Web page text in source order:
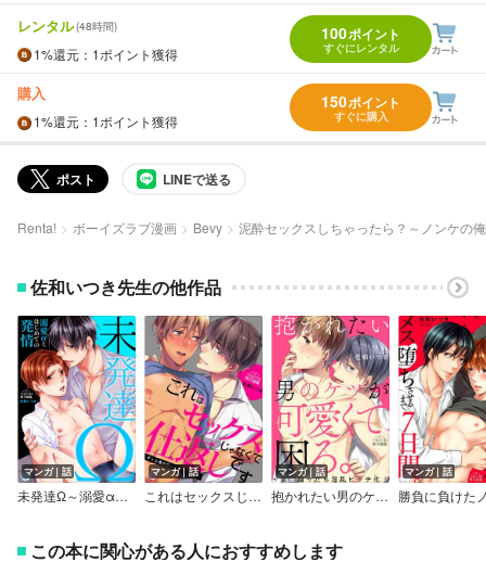
レンタル(48時間)
1%還元 ：1ポイント獲得
100ポイント
すぐにレンタル
購入
1%還元 ：1ポイント獲得
150ポイント
すぐに購入
ポスト LINEで送る
Renta! ボーイズラブ漫画 Bevy 泥酔セックスしちゃったら？～ノンケの
佐和いつき先生の他作品
マンガ｜話
未発達Ω～溺愛αと、はじめての発情～
マンガ｜話
これはセックスじゃなくて仕返しです～ギャル男の尻にメスイキ制裁！
マンガ｜話
抱かれたい男のケツが可愛くて、困る。～童貞掘ったら淫乱ビッチ化！？
マンガ｜話
この本に関心がある人におすすめします